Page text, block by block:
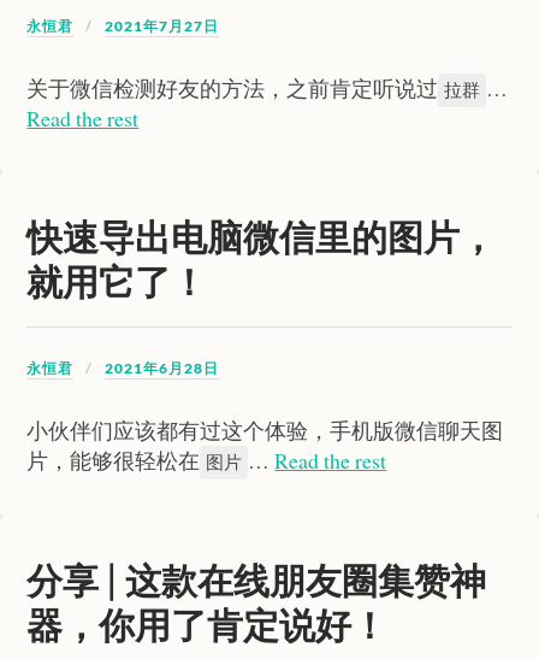
永恒君 2021年7月27日
关于微信检测好友的方法，之前肯定听说过 拉群 …
Read the rest
快速导出电脑微信里的图片，
就用它了！
永恒君 2021年6月28日
小伙伴们应该都有过这个体验，手机版微信聊天图
片，能够很轻松在 图片 …Read the rest
分享 | 这款在线朋友圈集赞神
器，你用了肯定说好！